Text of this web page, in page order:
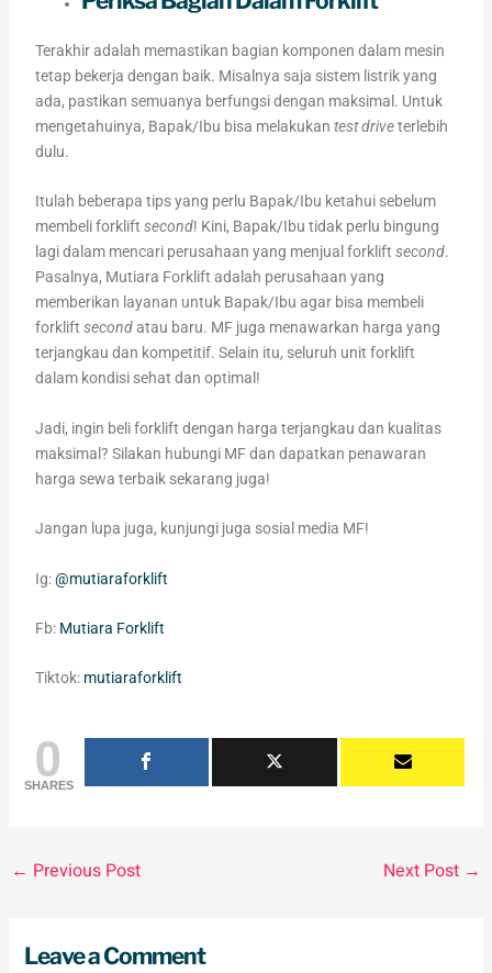
Terakhir adalah memastikan bagian komponen dalam mesin
tetap bekerja dengan baik. Misalnya saja sistem listrik yang
ada, pastikan semuanya berfungsi dengan maksimal. Untuk
mengetahuinya, Bapak/Ibu bisa melakukan test driveterlebih
dulu.
Itulah beberapa tips yang perlu Bapak/Ibu ketahui sebelum
membeli forklift second! Kini, Bapak/Ibu tidak perlu bingung
lagi dalam mencari perusahaan yang menjual forklift second.
Pasalnya, Mutiara Forklift adalah perusahaan yang
memberikan layanan untuk Bapak/Ibu agar bisa membeli
forklift secondatau baru. MF juga menawarkan harga yang
terjangkau dan kompetitif. Selain itu, seluruh unit forklift
dalam kondisi sehat dan optimal!
Jadi, ingin beli forklift dengan harga terjangkau dan kualitas
maksimal? Silakan hubungi MF dan dapatkan penawaran
harga sewa terbaik sekarang juga!
Jangan lupa juga, kunjungi juga sosial media MF!
Ig:@mutiaraforklift
Fb: Mutiara Forklift
Tiktok: mutiaraforklift
0
SHARES
← Previous Post Next Post →
Leave a Comment